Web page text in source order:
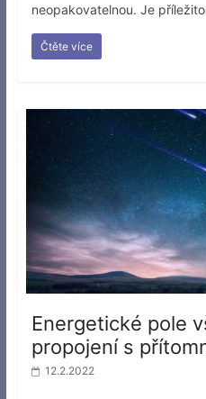
neopakovatelnou. Je
Čtěte více
Energetické pole
propojení s
12.2.2022